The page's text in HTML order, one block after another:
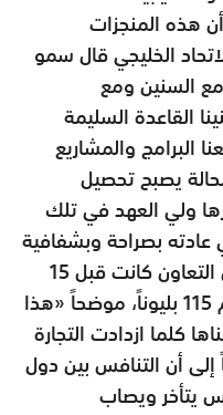
هذه المنجزات
الخليجي قال سمو
السنين ومع
القاعدة السليمة
البرامج والمشاريع
يصبح تحصيل
ولي العهد في تلك
عادته بصراحة وبشفافية
أن التجارة البينية بين دول مجلس التعاون كانت قبل 15
سنة 15 بليون دولار وصارت اليوم 115 بليوناً، موضحاً «هذا
كلما ازدادت التجارة
إلى أن التنافس بين دول
يتأخر ويصاب